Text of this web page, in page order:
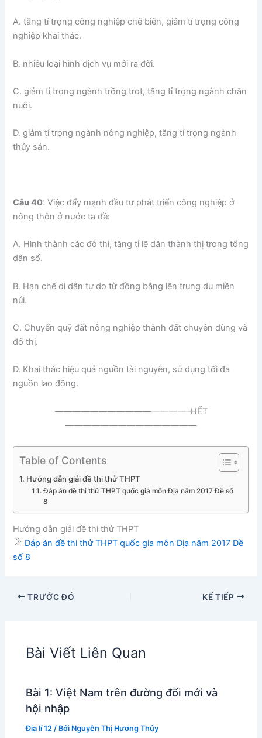
A. tăng tỉ trọng công nghiệp chế biến, giảm tỉ trọng công
nghiệp khai thác.
B. nhiều loại hình dịch vụ mới ra đời.
C. giảm tỉ trọng ngành trồng trọt, tăng tỉ trọng ngành chăn
nuôi.
D. giảm tỉ trọng ngành nông nghiệp, tăng tỉ trọng ngành
thủy sản.
Câu 40: Việc đẩy mạnh đầu tư phát triển công nghiệp ở
nông thôn ở nước ta đề:
A. Hình thành các đô thi, tăng tỉ lệ dân thành thị trong tổng
dân số.
B. Hạn chế di dân tự do từ đồng bằng lên trung du miền
núi.
C. Chuyển quỹ đất nông nghiệp thành đất chuyên dùng và
đô thị.
D. Khai thác hiệu quả nguồn tài nguyên, sử dụng tối đa
nguồn lao động.
———————————————–HẾT
———————————————
Table of Contents
Hướng dẫn giải đề thi thử THPT
Đáp án đề thi thử THPT quốc gia môn Địa năm 2017 Đề số
8
Hướng dẫn giải đề thi thử THPT
Đáp án đề thi thử THPT quốc gia môn Địa năm 2017 Đề
số 8
TRƯỚC ĐÓ KẾ TIẾP
Bài Viết Liên Quan
Bài 1: Việt Nam trên đường đổi mới và
hội nhập
Địa lí 12 / Bởi Nguyễn Thị Hương Thủy